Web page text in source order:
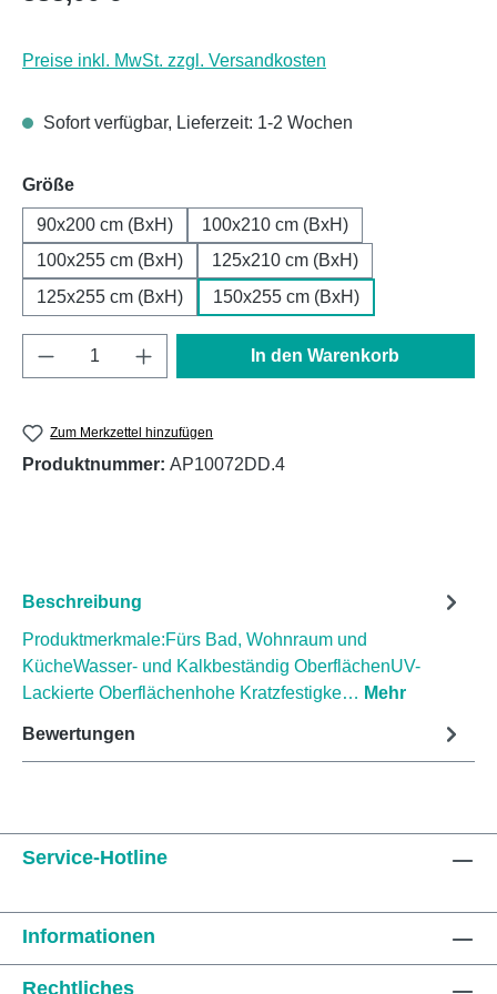
Preise inkl. MwSt. zzgl. Versandkosten
Sofort verfügbar, Lieferzeit: 1-2 Wochen
Größeauswählen
90x200 cm (BxH)
100x210 cm (BxH)
100x255 cm (BxH)
125x210 cm (BxH)
125x255 cm (BxH)
150x255 cm (BxH)
Produkt Anzahl: Gib den gewünschten
In den Warenkorb
Zum Merkzettel hinzufügen
Produktnummer: AP10072DD.4
Beschreibung
Produktmerkmale:Fürs Bad, Wohnraum und
KücheWasser- und Kalkbeständig OberflächenUV-
Lackierte Oberflächenhohe Kratzfestigke… Mehr
Bewertungen
Service-Hotline
Informationen
Rechtliches